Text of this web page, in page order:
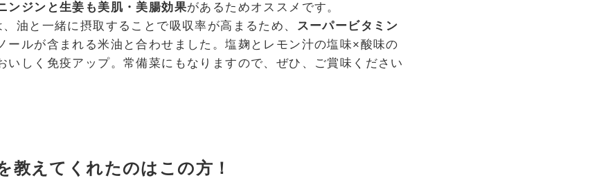
ンジンと生姜も美肌・美腸効果があるためオススメです。
、油と一緒に摂取することで吸収率が高まるため、 スーパービタミン
ールが含まれる米油と合わせました。塩麹とレモン汁の塩味×酸味の
いしく免疫アップ。常備菜にもなりますので、ぜひ、ご賞味ください
教えてくれたのはこの方！